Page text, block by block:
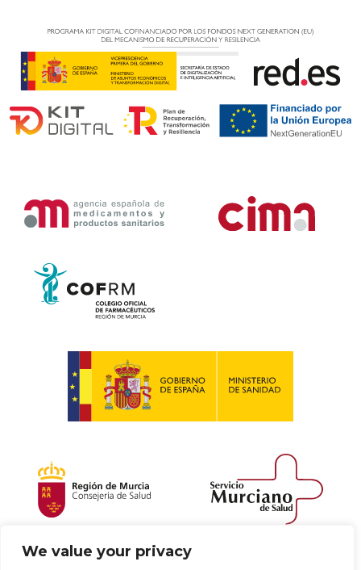
We value your privacy